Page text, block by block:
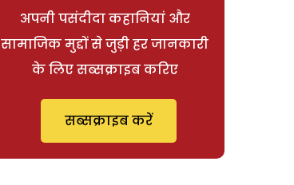
अपनी पसंदीदा कहानियां और
सामाजिक मुद्दों से जुड़ी हर जानकारी
के लिए सब्सक्राइब करिए
सब्सक्राइब करें